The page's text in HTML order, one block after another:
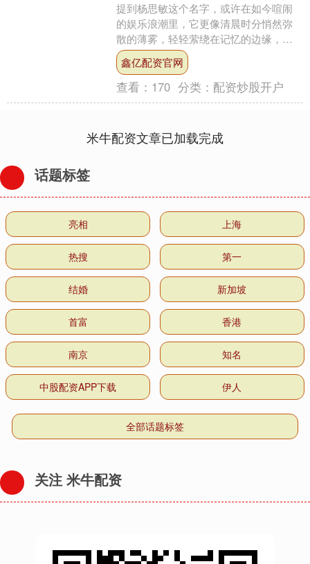
提到杨思敏这个名字，或许在如今喧闹
的娱乐浪潮里，它更像清晨时分悄然弥
散的薄雾，轻轻萦绕在记忆的边缘，带
着几分模糊的疏离感，不常被人主动提
起。可一旦我们回溯那段定....
鑫亿配资官网
查看： 170 分类： 配资炒股开户
米牛配资文章已加载完成
话题标签
亮相 上海
热搜 第一
结婚 新加坡
首富 香港
南京 知名
中股配资APP下载 伊人
全部话题标签
关注 米牛配资